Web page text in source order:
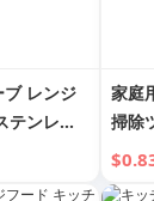
レンジ
テンレス
家庭
掃除
ニン
ルワ